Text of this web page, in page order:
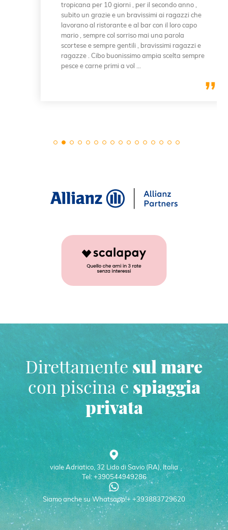
tropicana per 10 giorni , per il secondo anno ,
subito un grazie e un bravissimi ai ragazzi che
lavorano al ristorante e al bar con il loro capo
mario , sempre col sorriso mai una parola
scortese e sempre gentili , bravissimi ragazzi e
ragazze . Cibo buonissimo ampia scelta sempre
pesce e carne primi a vol ...
Direttamentesul mare
con piscina espiaggia
privata
viale Adriatico, 32 Lido di Savio (RA), Italia
Tel: +390544949286
Siamo anche su Whatsapp!+ +393883729620